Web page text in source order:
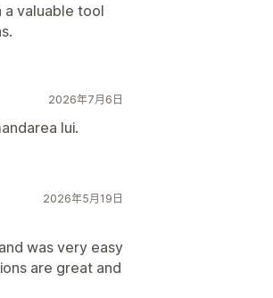
a valuable tool
2026年7月6日
lui.
2026年5月19日
was very easy
are great and